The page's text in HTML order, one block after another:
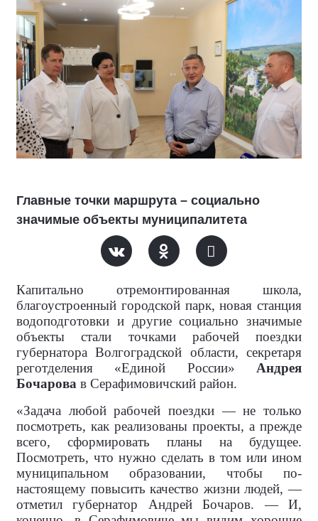
Главные точки маршрута – социально
значимые объекты муниципалитета
Капитально отремонтированная школа,
благоустроенный городской парк, новая станция
водоподготовки и другие социально значимые
объекты стали точками рабочей поездки
губернатора Волгоградской области, секретаря
реготделения «Единой России» Андрея
Бочарова в Серафимовичский район.
«Задача любой рабочей поездки — не только
посмотреть, как реализованы проекты, а прежде
всего, сформировать планы на будущее.
Посмотреть, что нужно сделать в том или ином
муниципальном образовании, чтобы по-
настоящему повысить качество жизни людей, —
отметил губернатор Андрей Бочаров. — И,